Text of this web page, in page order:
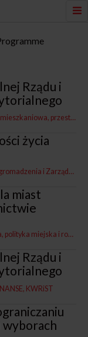
Rządu i
Gospodarka mieszkaniowa, przestrzenna i nieruchomościami
życia
i Zarządy ZMP
miast
Rewitalizacja, polityka miejska i rozwój
Rządu i
KWRiST
wyborach